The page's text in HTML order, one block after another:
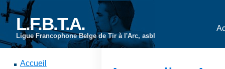
L.F.B.T.A.
Ligue Francophone Belge de Tir à l'Arc, asbl
Accueil